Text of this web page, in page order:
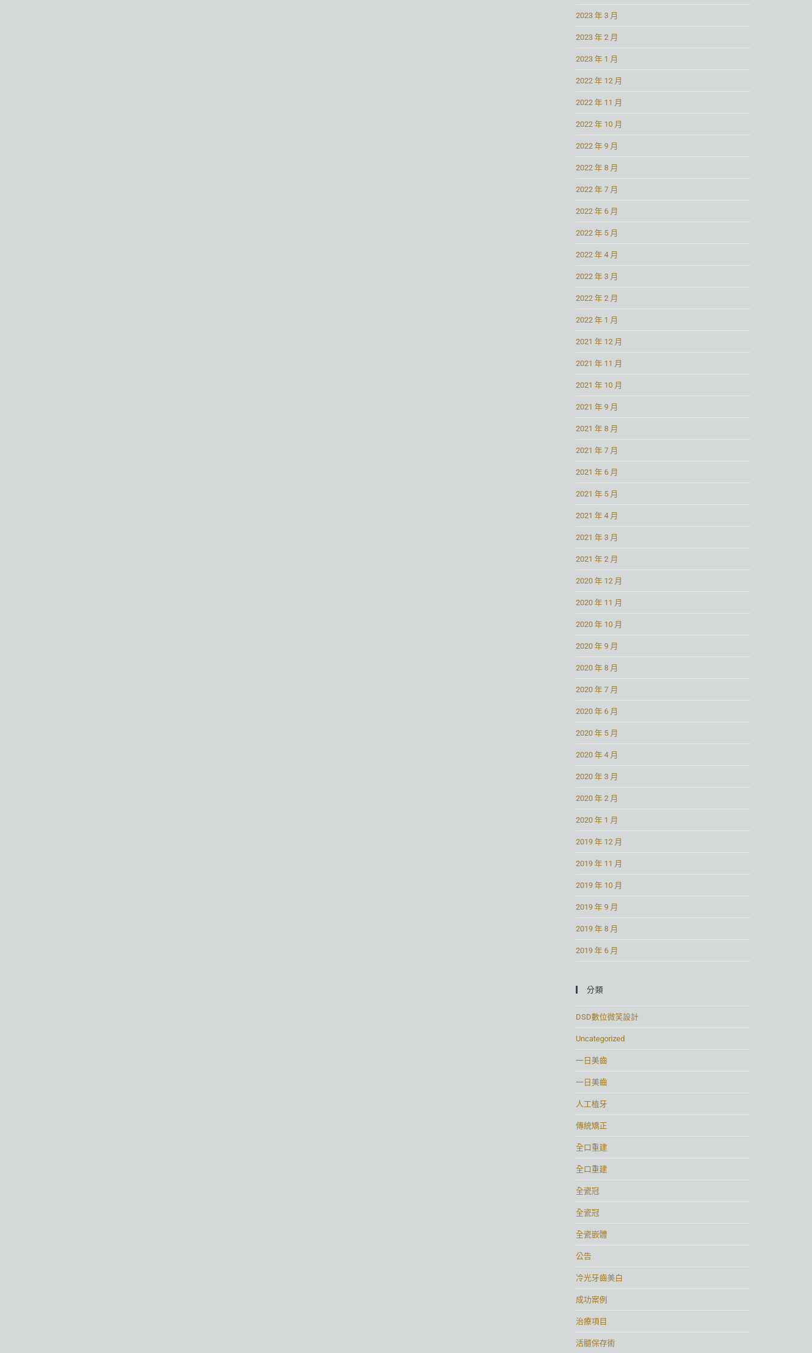
2023 年 3 月
2023 年 2 月
2023 年 1 月
2022 年 12 月
2022 年 11 月
2022 年 10 月
2022 年 9 月
2022 年 8 月
2022 年 7 月
2022 年 6 月
2022 年 5 月
2022 年 4 月
2022 年 3 月
2022 年 2 月
2022 年 1 月
2021 年 12 月
2021 年 11 月
2021 年 10 月
2021 年 9 月
2021 年 8 月
2021 年 7 月
2021 年 6 月
2021 年 5 月
2021 年 4 月
2021 年 3 月
2021 年 2 月
2020 年 12 月
2020 年 11 月
2020 年 10 月
2020 年 9 月
2020 年 8 月
2020 年 7 月
2020 年 6 月
2020 年 5 月
2020 年 4 月
2020 年 3 月
2020 年 2 月
2020 年 1 月
2019 年 12 月
2019 年 11 月
2019 年 10 月
2019 年 9 月
2019 年 8 月
2019 年 6 月
分類
DSD數位微笑設計
Uncategorized
一日美齒
一日美齒
人工植牙
傳統矯正
全口重建
全口重建
全瓷冠
全瓷冠
全瓷嵌體
公告
冷光牙齒美白
成功案例
治療項目
活髓保存術